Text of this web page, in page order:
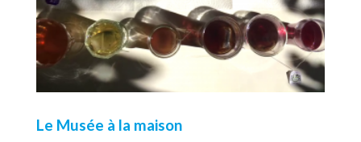
Le Musée à la maison